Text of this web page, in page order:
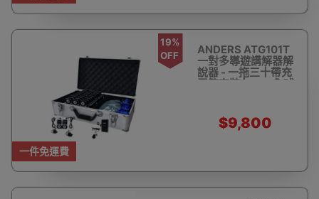
一件免運費
19%
OFF
ANDERS ATG101T
一對多導遊講解器解
說器 - 一拖三十帶充
電箱套裝 | 2.4G全球
器 導覽系統 | 帶團會
議教學 接待翻譯
$9,800